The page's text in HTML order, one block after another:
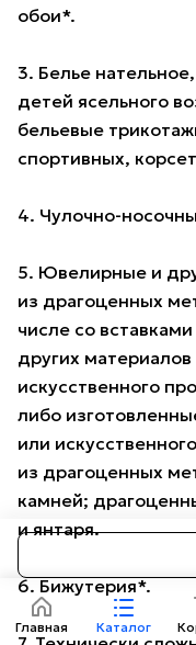
обои*.
3. Белье
детей ясельного
бельевые
спортивных,
4. Чулочно-
5. Ювелирные и
из драгоценных
числе со
других
искусственного
либо
или
из драгоценных
камней;
и янтаря.
6. Бижутерия*.
Главная Каталог